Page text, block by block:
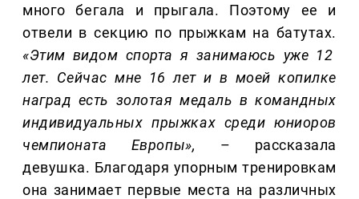
много бегала и прыгала. Поэтому ее и
отвели в секцию по прыжкам на батутах.
«Этим видом спорта я занимаюсь уже 12
лет. Сейчас мне 16 лет и в моей копилке
наград есть золотая медаль в командных
индивидуальных прыжках среди юниоров
чемпионата Европы»,
– рассказала
девушка. Благодаря упорным тренировкам
она занимает первые места на различных